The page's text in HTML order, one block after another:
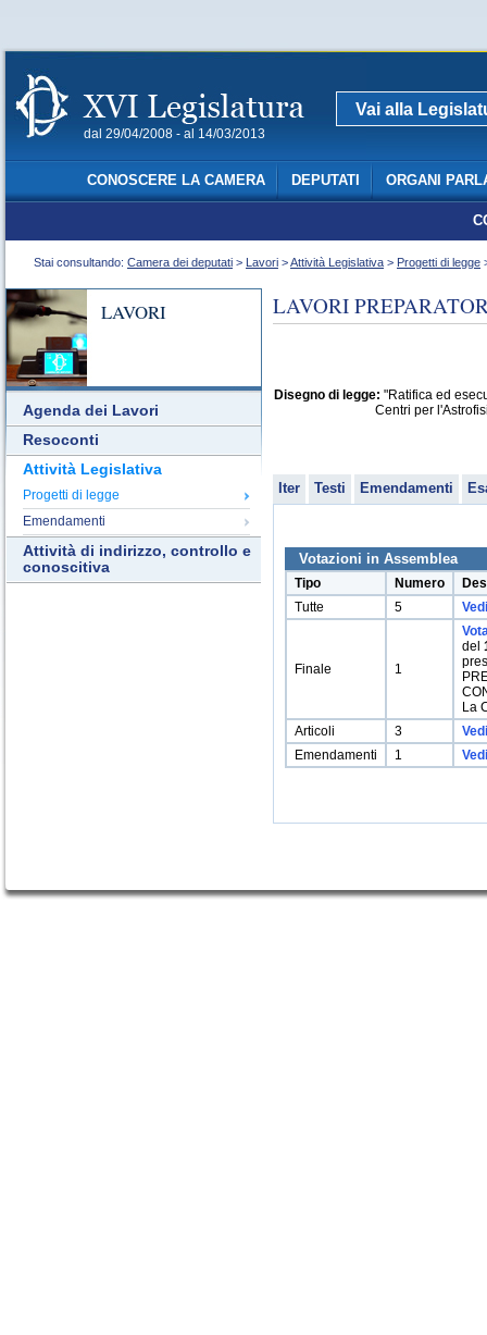
dal 29/04/2008 - al 14/03/2013
Vai alla
CONOSCERE LA CAMERA DEPUTATI ORGANI
Stai consultando: Camera dei deputati > Lavori >Attività Legislativa > Progetti di legge
LAVORI
Agenda dei Lavori
Resoconti
Attività Legislativa
Progetti di legge
Emendamenti
Attività di indirizzo, controllo e
conoscitiva
LAVORI
Disegno di legge: "Ratifica ed
Centri per
Iter Testi Emendamenti
Votazioni in Assemblea
Tipo Numero
Tutte
5
Finale 1
del
La
Articoli
3
Emendamenti
1